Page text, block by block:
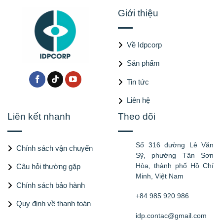
Giới thiệu
Về Idpcorp
Sản phẩm
Tin tức
Liên hệ
Liên kết nhanh
Chính sách vận chuyển
Câu hỏi thường gặp
Chính sách bảo hành
Quy định về thanh toán
Theo dõi
Số 316 đường Lê Văn
Sỹ, phường Tân Sơn
Hòa, thành phố Hồ Chí
Minh, Việt Nam
+84 985 920 986
idp.contac@gmail.com